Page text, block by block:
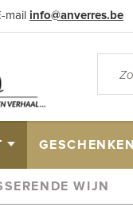
mail info@anverres.be
GESCHENKEN
WIJN